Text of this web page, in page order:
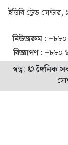
ইডিবি ট্রেড
নিউজরুম :
বিজ্ঞাপণ : +৮৮০
স্বত্ব: ©দৈনিক